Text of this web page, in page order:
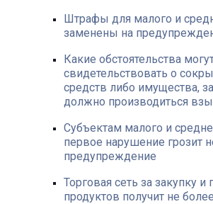
Штрафы для малого и
заменены на
Какие обстоятельства
свидетельствовать о
средств либо имущества,
должно производиться
Субъектам малого и
первое нарушение грозит
предупреждение
Торговая сеть за закупку
продуктов получит не